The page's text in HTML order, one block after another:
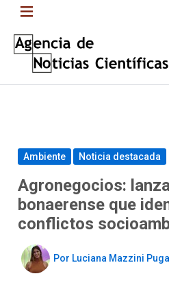
Saltar
contenido
Ambiente Noticia destacada
Agronegocios:
bonaerense que
conflictos
Por Luciana Mazzini Puga